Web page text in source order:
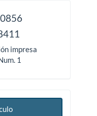
impresa
1